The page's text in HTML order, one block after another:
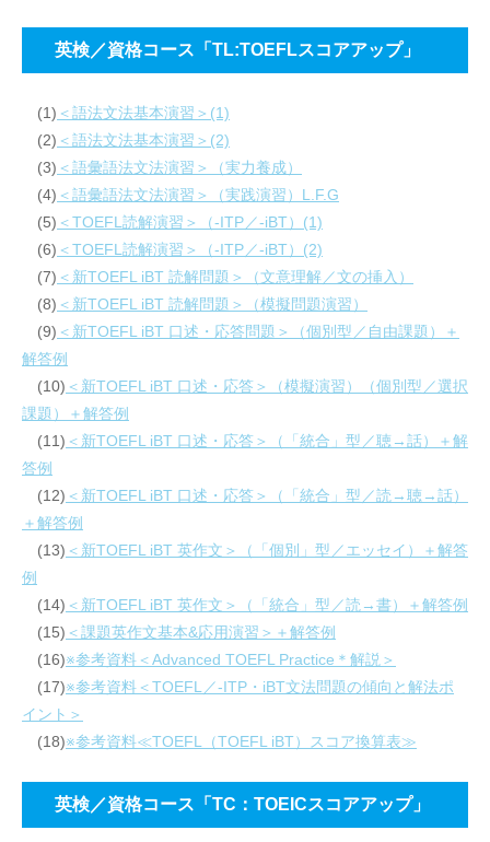
英検／資格コース「TL:TOEFLスコアアップ」
(1) ＜語法文法基本演習＞(1)
(2) ＜語法文法基本演習＞(2)
(3) ＜語彙語法文法演習＞（実力養成）
(4) ＜語彙語法文法演習＞（実践演習）L.F.G
(5) ＜TOEFL読解演習＞（-ITP／-iBT）(1)
(6) ＜TOEFL読解演習＞（-ITP／-iBT）(2)
(7) ＜新TOEFL iBT 読解問題＞（文意理解／文の挿入）
(8) ＜新TOEFL iBT 読解問題＞（模擬問題演習）
(9) ＜新TOEFL iBT 口述・応答問題＞（個別型／自由課題）＋
解答例
(10) ＜新TOEFL iBT 口述・応答＞（模擬演習）（個別型／選択
課題）＋解答例
(11) ＜新TOEFL iBT 口述・応答＞（「統合」型／聴→話）＋解
答例
(12) ＜新TOEFL iBT 口述・応答＞（「統合」型／読→聴→話）
＋解答例
(13) ＜新TOEFL iBT 英作文＞（「個別」型／エッセイ）＋解答
例
(14) ＜新TOEFL iBT 英作文＞（「統合」型／読→書）＋解答例
(15) ＜課題英作文基本&応用演習＞＋解答例
(16)※参考資料＜Advanced TOEFL Practice＊解説＞
(17)※参考資料＜TOEFL／-ITP・iBT文法問題の傾向と解法ポ
イント＞
(18)※参考資料≪TOEFL（TOEFL iBT）スコア換算表≫
英検／資格コース「TC：TOEICスコアアップ」